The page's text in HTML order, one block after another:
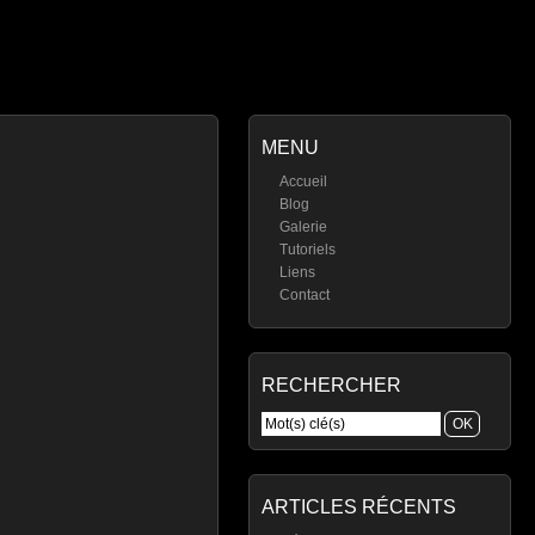
MENU
Accueil
Blog
Galerie
Tutoriels
Liens
Contact
RECHERCHER
ARTICLES RÉCENTS